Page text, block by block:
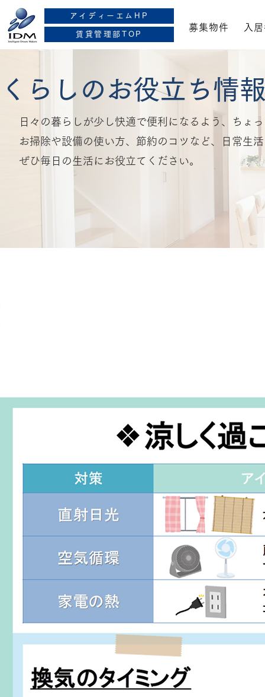
株式会社アイディーエム
賃貸管理部
募集物件 入
アイディーエムHP
賃貸管理部TOP
くらしのお役立ち情
日々の暮らしが少し快適で便利になるよう、ちょ
お掃除や設備の使い方、節約のコツなど、日常生
ぜひ毎日の生活にお役立てください。